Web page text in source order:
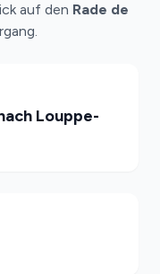
auf den Rade de
Louppe-